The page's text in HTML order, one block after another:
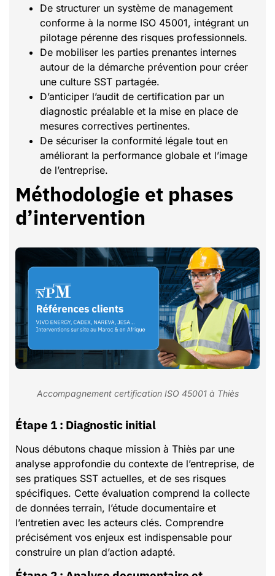
De structurer un système de management
conforme à la norme ISO 45001, intégrant un
pilotage pérenne des risques professionnels.
De mobiliser les parties prenantes internes
autour de la démarche prévention pour créer
une culture SST partagée.
D’anticiper l’audit de certification par un
diagnostic préalable et la mise en place de
mesures correctives pertinentes.
De sécuriser la conformité légale tout en
améliorant la performance globale et l’image
de l’entreprise.
Méthodologie et phases
d’intervention
Accompagnement certification ISO 45001 à Thiès
Étape 1 : Diagnostic initial
Nous débutons chaque mission à Thiès par une
analyse approfondie du contexte de l’entreprise, de
ses pratiques SST actuelles, et de ses risques
spécifiques. Cette évaluation comprend la collecte
de données terrain, l’étude documentaire et
l’entretien avec les acteurs clés. Comprendre
précisément vos enjeux est indispensable pour
construire un plan d’action adapté.